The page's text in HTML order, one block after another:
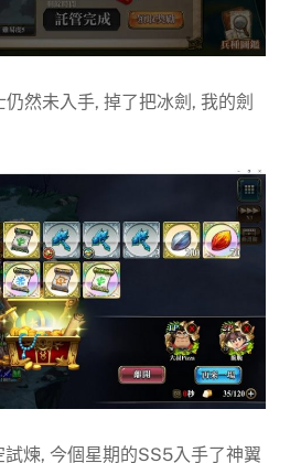
然未入手, 掉了把冰劍, 我的劍
煉, 今個星期的SS5入手了神翼